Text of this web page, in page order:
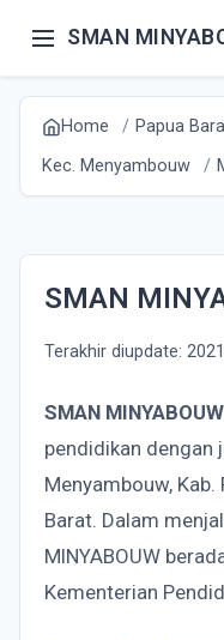
SMAN
Home Papua
Kec. Menyambouw
SMAN
Terakhir diupdate:
SMAN MINYABOUW
pendidikan dengan
Menyambouw,
Barat. Dalam
MINYABOUW
Kementerian